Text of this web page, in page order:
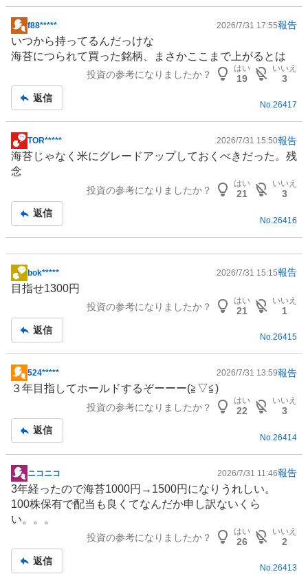
掲
示
板
f88***** 2026/7/31 17:55報告
いつから持ってるんだっけな
海苔につられて買った銘柄、まさかここまで上がるとは
投資の参考になりましたか？
はい
19
いいえ
3
返信
No.26417
掲
示
板
TOR***** 2026/7/31 15:50報告
海苔じゃなく米にグレードアップしておくべきだった。残
念
投資の参考になりましたか？
はい
21
いいえ
3
返信
No. 26416
掲
示
事
bok***** 2026/7/31 15:15報告
目指せ1300円
投資の参考になりましたか？
はい
21
いいえ
1
返信
No.26415
掲
示
事
524***** 2026/7/31 13:59報告
３年目指してホールドするぞーーー(≧▽≦)
投資の参考になりましたか？
はい
22
いいえ
3
返信
No. 26414
掲
示
板
記
ニコニコ 2026/7/31 11:46報告
3年経ったので海苔1000円→1500円になりうれしい。
100株保有で配当も良くてなんだか申し訳ないくら
い。。。
投資の参考になりましたか？
はい
26
いいえ
2
返信
No.26413